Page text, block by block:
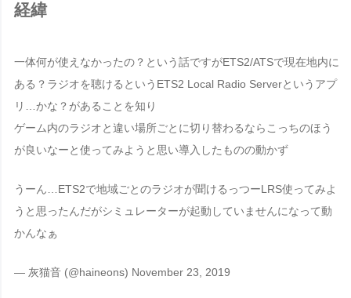
経緯
一体何が使えなかったの？という話ですがETS2/ATSで現在地内に
ある？ラジオを聴けるという ETS2 Local Radio Serverというアプ
リ…かな？があることを知り
ゲーム内のラジオと違い場所ごとに切り替わるならこっちのほう
が良いなーと使ってみようと思い導入したものの動かず
うーん…ETS2で地域ごとのラジオが聞けるっつーLRS使ってみよ
うと思ったんだがシミュレーターが起動していませんになって動
かんなぁ
— 灰猫音 (@haineons) November 23, 2019